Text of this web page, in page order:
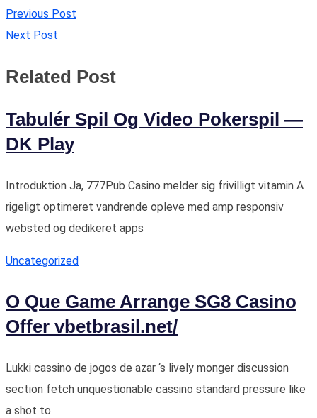
Previous Post
Next Post
Related Post
Tabulér Spil Og Video Pokerspil —
DK Play
Introduktion Ja, 777Pub Casino melder sig frivilligt vitamin A
rigeligt optimeret vandrende opleve med amp responsiv
websted og dedikeret apps
Uncategorized
O Que Game Arrange SG8 Casino
Offer vbetbrasil.net/
Lukki cassino de jogos de azar ‘s lively monger discussion
section fetch unquestionable cassino standard pressure like
a shot to